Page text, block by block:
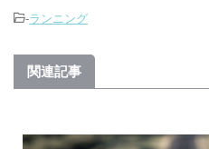
-ランニング
関連記事